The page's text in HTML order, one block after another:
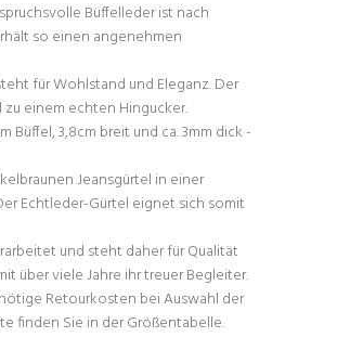
Büffelleder ist nach
so einen angenehmen
für Wohlstand und Eleganz. Der
einem echten Hingucker.
Büffel, 3,8cm breit und ca. 3mm dick -
Jeansgürtel in einer
Echtleder-Gürtel eignet sich somit
und steht daher für Qualität
über viele Jahre ihr treuer Begleiter.
Retourkosten bei Auswahl der
finden Sie in der Größentabelle.